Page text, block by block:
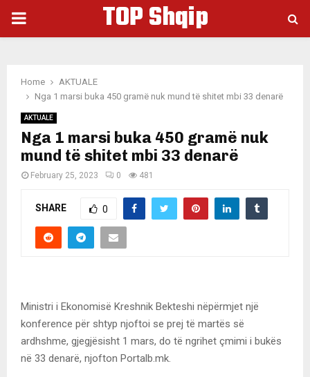
PRIMARY
TOP Shqip
Home
AKTUALE
Nga 1 marsi buka 450 gramë nuk mund të shitet mbi 33 denarë
AKTUALE
Nga 1 marsi buka 450 gramë nuk
mund të shitet mbi 33 denarë
February 25, 2023 0 481
SHARE 0
Ministri i Ekonomisë Kreshnik Bekteshi nëpërmjet një
konference për shtyp njoftoi se prej të martës së
ardhshme, gjegjësisht 1 mars, do të ngrihet çmimi i bukës
në 33 denarë, njofton Portalb.mk.